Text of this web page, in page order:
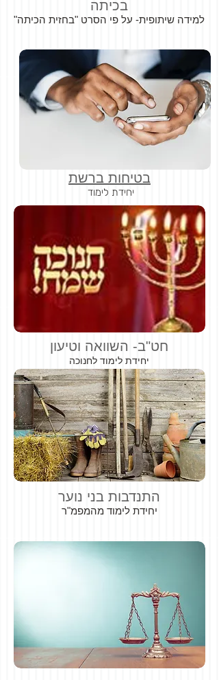
בכיתה
למידה שיתופית- על פי הסרט "בחזית הכיתה"
בטיחות ברשת
יחידת לימוד
חט"ב- השוואה וטיעון
יחידת לימוד לחנוכה
התנדבות בני נוער
יחידת לימוד מהמפמ"ר